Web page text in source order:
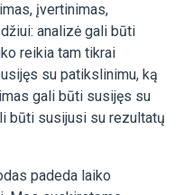
įvertinimas,
analizė gali būti
reikia tam tikrai
su patikslinimu, ką
gali būti susijęs su
būti susijusi su rezultatų
padeda laiko